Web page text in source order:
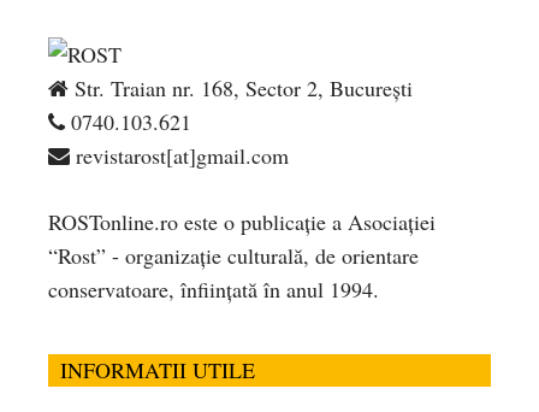
Str. Traian nr. 168, Sector 2, București
0740.103.621
revistarost[at]gmail.com
ROSTonline.ro este o publicaţie a Asociaţiei
“Rost” - organizaţie culturală, de orientare
conservatoare, înfiinţată în anul 1994.
INFORMATII UTILE